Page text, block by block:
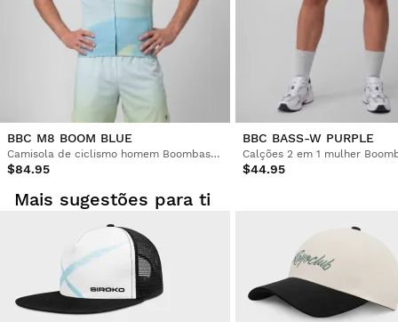
Emitir o seu reembolso para o método de
pagamento original
Desde $9.95
Parece muito bom, parece ser de boa qualidade e eu adoro
a cor.
Esta avaliação foi útil? Sim Denunciar há 4 anos
Cliente Confirmado
GENTIAN LICI
Produto perfeito!
Esta avaliação foi útil? há 4 anos
Cliente Confirmado
Kyriakos Zikakis
BBC M8 BOOM BLUE
Camisola de ciclismo homem Boombastic
$84.95
BBC BASS-W PURPLE
Calções 2 em 1 mulher
$44.95
Mais sugestões para ti